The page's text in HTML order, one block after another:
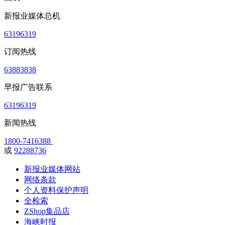
新报业媒体总机
63196319
订阅热线
63883838
早报广告联系
63196319
新闻热线
1800-7416388
或 92288736
新报业媒体网站
网络条款
个人资料保护声明
全检索
ZShop集品店
海峡时报